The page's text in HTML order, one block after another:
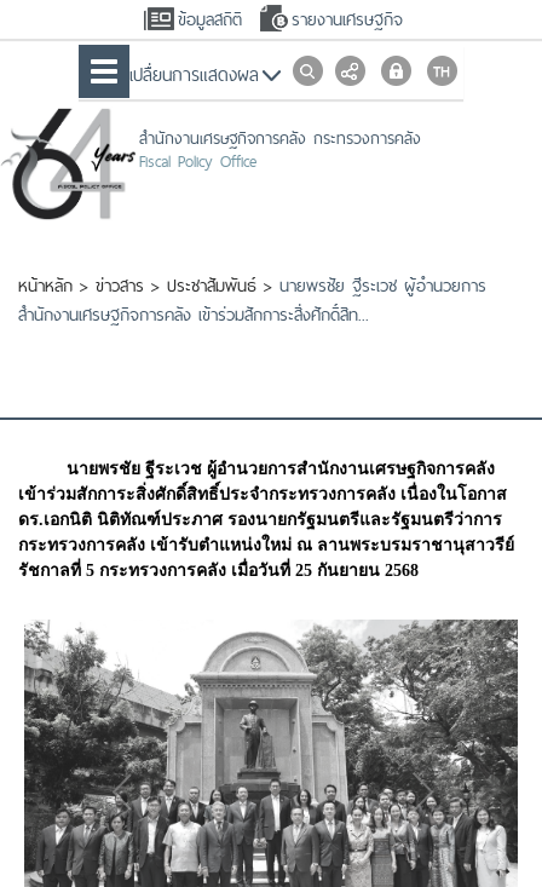
ข้อมูลสถิติ รายงานเศรษฐกิจ
เปลื่ยนการแสดงผล
สำนักงานเศรษฐกิจการคลัง กระทรวงการคลัง
Fiscal Policy Office
หน้าหลัก > ข่าวสาร > ประชาสัมพันธ์ > นายพรชัย ฐีระเวช ผู้อำนวยการ
สำนักงานเศรษฐกิจการคลัง เข้าร่วมสักการะสิ่งศักดิ์สิท...
นายพรชัย ฐีระเวช ผู้อำนวยการสำนักงานเศรษฐกิจการคลัง
เข้าร่วมสักการะสิ่งศักดิ์สิทธิ์ประจำกระทรวงการคลัง เนื่องในโอกาส
ดร.เอกนิติ นิติทัณฑ์ประภาศ รองนายกรัฐมนตรีและรัฐมนตรีว่าการ
กระทรวงการคลัง เข้ารับตำแหน่งใหม่ ณ ลานพระบรมราชานุสาวรีย์
รัชกาลที่ 5 กระทรวงการคลัง เมื่อวันที่ 25 กันยายน 2568